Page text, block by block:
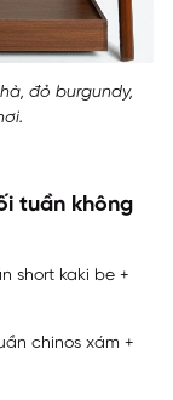
đỏ burgundy,
tuần không
short kaki be +
chinos xám +